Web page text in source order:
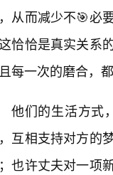
从而减少不🎯必
恰恰是真实关系
每一次的磨合，
他们的生活方式
互相支持对方的
也许丈夫对一项